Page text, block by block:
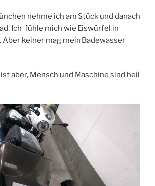
nehme ich am Stück und danach
Ich fühle mich wie Eiswürfel in
Aber keiner mag mein Badewasser
aber, Mensch und Maschine sind heil